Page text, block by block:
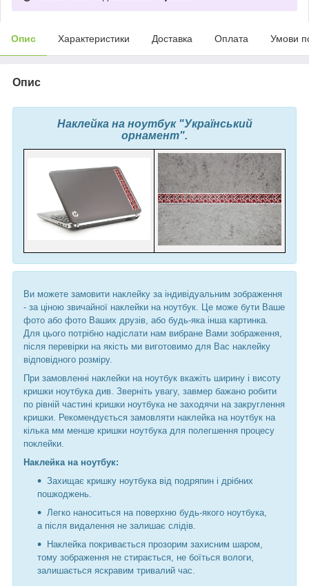
Опис Характеристики Доставка Оплата Умови
Опис
Наклейка на ноутбук "Український
орнамент".
Ви можете замовити наклейку за індивідуальним зображення
- за ціною звичайної наклейки на ноутбук. Це може бути Ваше
фото або фото Ваших друзів, або будь-яка інша картинка.
Для цього потрібно надіслати нам вибране Вами зображення,
після перевірки на якість ми виготовимо для Вас наклейку
відповідного розміру.
При замовленні наклейки на ноутбук вкажіть ширину і висоту
кришки ноутбука див. Зверніть увагу, завмер бажано робити
по рівній частині кришки ноутбука не заходячи на закруглення
кришки. Рекомендується замовляти наклейка на ноутбук на
кілька мм менше кришки ноутбука для полегшення процесу
поклейки.
Наклейка на ноутбук:
Захищає кришку ноутбука від подряпин і дрібних
пошкоджень.
Легко наноситься на поверхню будь-якого ноутбука,
а після видалення не залишає слідів.
Наклейка покривається прозорим захисним шаром,
тому зображення не стирається, не боїться вологи,
залишається яскравим тривалий час.